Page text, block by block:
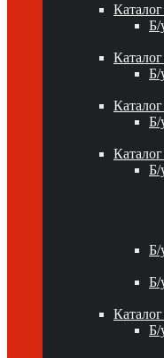
Б/
Б/
Б/
Б/
Б/
Б/
Б/